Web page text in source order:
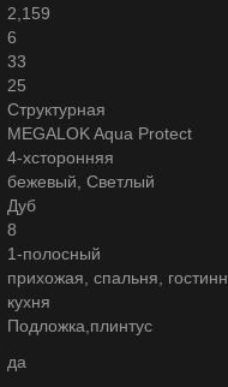
2,159
6
33
25
Структурная
MEGALOK Aqua Protect
4-хсторонняя
бежевый, Светлый
Дуб
8
1-полосный
прихожая, спальня,
кухня
Подложка,плинтус
да